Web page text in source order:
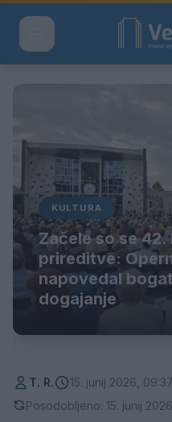
KULTURA
Začele so se
prireditve:
napovedal
dogajanje
T. R.
15. junij 2026, 09:37
Posodobljeno: 15. junij